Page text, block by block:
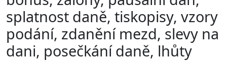
splatnost daně, tiskopisy, vzory
podání, zdanění mezd, slevy na
dani, posečkání daně, lhůty